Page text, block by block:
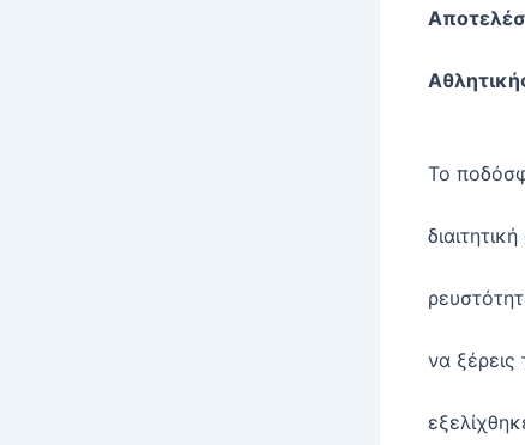
Το
να ξέρεις